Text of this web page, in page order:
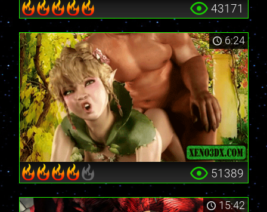
43171
6:24
51389
15:42